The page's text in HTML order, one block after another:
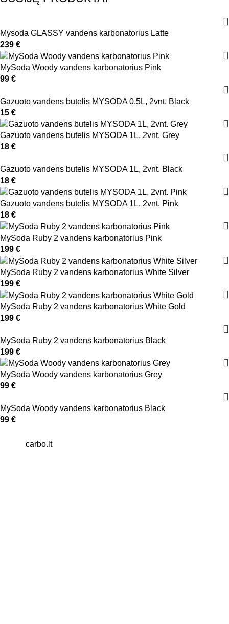
Mysoda GLASSY vandens karbonatorius Latte
239 €
MySoda Woody vandens karbonatorius Pink
99 €
Gazuoto vandens butelis MYSODA 0.5L, 2vnt. Black
15 €
Gazuoto vandens butelis MYSODA 1L, 2vnt. Grey
18 €
Gazuoto vandens butelis MYSODA 1L, 2vnt. Black
18 €
Gazuoto vandens butelis MYSODA 1L, 2vnt. Pink
18 €
MySoda Ruby 2 vandens karbonatorius Pink
199 €
MySoda Ruby 2 vandens karbonatorius White Silver
199 €
MySoda Ruby 2 vandens karbonatorius White Gold
199 €
MySoda Ruby 2 vandens karbonatorius Black
199 €
MySoda Woody vandens karbonatorius Grey
99 €
MySoda Woody vandens karbonatorius Black
99 €
carbo.lt